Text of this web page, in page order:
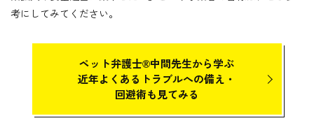
考にしてみてください。
ペット弁護士®中間先生から学ぶ
近年よくあるトラブルへの備え・
回避術も見てみる